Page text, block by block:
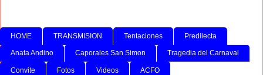
HOME TRANSMISION Tentaciones Predilecta
Anata Andino Caporales San Simon Tragedia del Carnaval
Convite Fotos Videos ACFO